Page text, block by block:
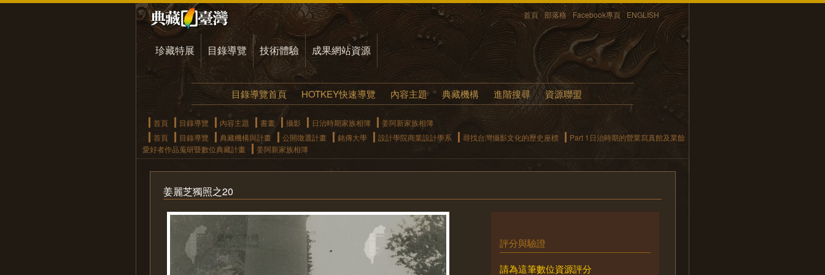
首頁 部落格 Facebook專頁 ENGLISH
珍藏特展 目錄導覽 技術體驗 成果網站資源
目錄導覽首頁 HOTKEY快速導覽 內容主題 典藏機構 進階搜尋 資源聯盟
首頁 目錄導覽 內容主題 書畫 攝影 日治時期家族相簿
姜阿新家族相簿
首頁
目錄導覽 典藏機構與計畫 公開徵選計畫 銘傳大學 設計學院商業設計學系 尋找台灣攝影文化的歷史座標
Part 1日治時期的營業寫真館及業餘
愛好者作品蒐研暨數位典藏計畫
姜阿新家族相簿
姜麗芝獨照之20
評分與驗證
請為這筆數位資源評分